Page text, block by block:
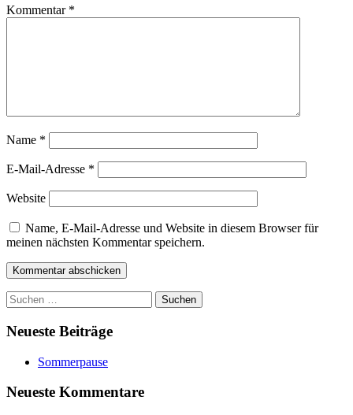
Kommentar *
Name *
E-Mail-Adresse *
Website
Name, E-Mail-Adresse und Website in diesem Browser für
meinen nächsten Kommentar speichern.
Suchen
nach:
Neueste Beiträge
Sommerpause
Neueste Kommentare